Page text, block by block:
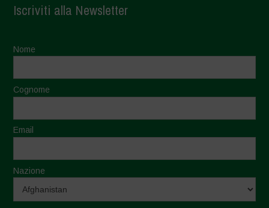
Iscriviti alla Newsletter
Nome
Cognome
Email
Nazione